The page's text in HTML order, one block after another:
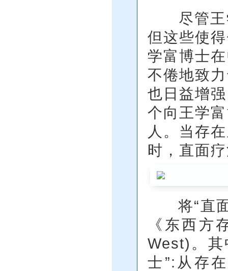
尽管王学
但这些使
学富博士
不倦地致
也日益增
个向王学
人。当存
时，直面
将“直面
《东西方
West)。其
士”:从存